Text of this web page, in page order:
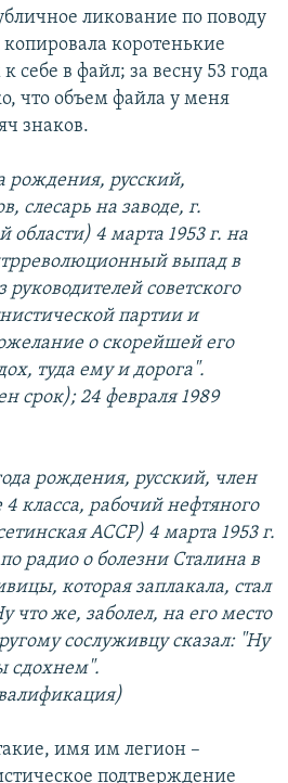
ликование по поводу
коротенькие
себе в файл; за весну 53 года
что объем файла у меня
знаков.
рождения, русский,
слесарь на заводе, г.
4 марта 1953 г. на
выпад в
советского
партии и
о скорейшей его
туда ему и дорога".
срок); 24 февраля 1989
рождения, русский, член
класса, рабочий нефтяного
АССР) 4 марта 1953 г.
радио о болезни Сталина в
которая заплакала, стал
что же, заболел, на его место
сослуживцу сказал: "Ну
сдохнем".
имя им легион –
подтверждение